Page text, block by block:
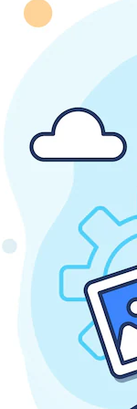
La plataforma
trabajo. Más
entre
Español
Copyright © 2010-